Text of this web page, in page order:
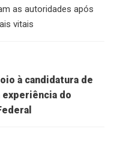
as autoridades após
vitais
à candidatura de
experiência do